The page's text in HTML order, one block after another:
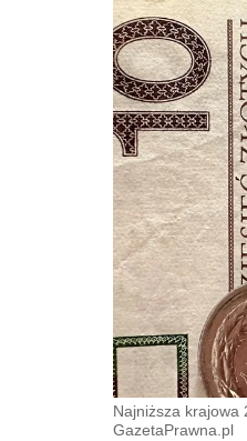
Najniższa krajowa
GazetaPrawna.pl